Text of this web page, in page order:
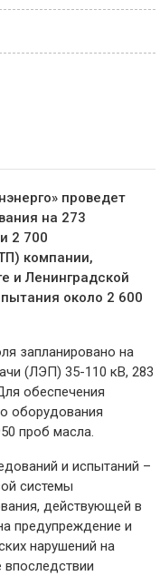
проведет
на 273
2 700
компании,
и Ленинградской
около 2 600
запланировано на
(ЛЭП) 35-110 кВ, 283
обеспечения
оборудования
проб масла.
и испытаний –
системы
действующей в
предупреждение и
нарушений на